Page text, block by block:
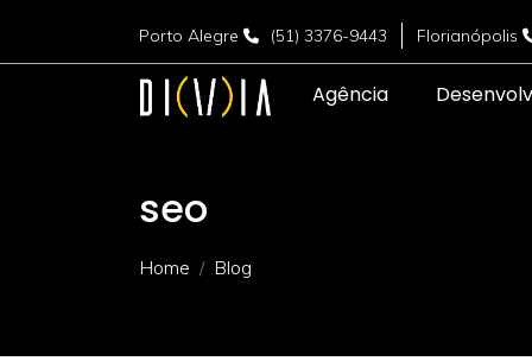
Porto Alegre (51) 3376-9443 Florianópolis
Agência
seo
Home Blog